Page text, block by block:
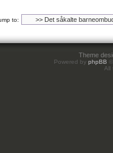
to:
Theme
Powered by phpBB
All